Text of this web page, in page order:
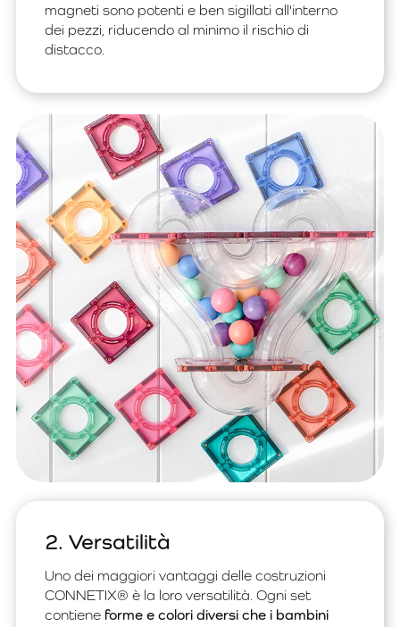
magneti sono potenti e ben sigillati all'interno
dei pezzi, riducendo al minimo il rischio di
distacco.
2. Versatilità
Uno dei maggiori vantaggi delle costruzioni
CONNETIX® è la loro versatilità. Ogni set
contiene forme e colori diversi che i bambini